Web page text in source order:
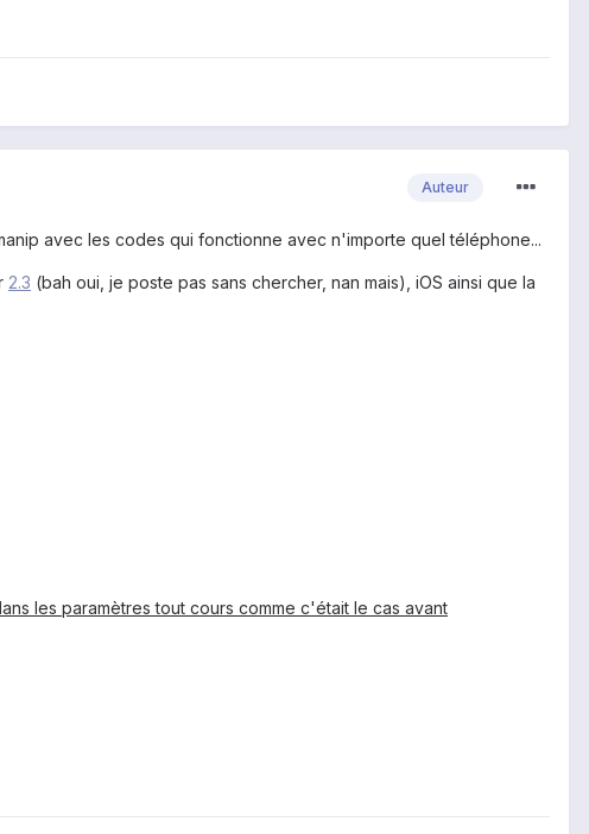
Auteur
avec les codes qui fonctionne avec n'importe quel téléphone...
2.3 (bah oui, je poste pas sans chercher, nan mais), iOS ainsi que la
les paramètres tout cours comme c'était le cas avant